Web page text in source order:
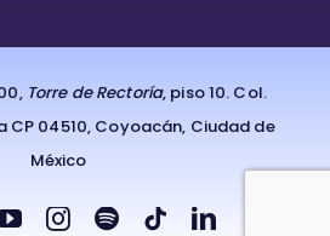
Torre de Rectoría, piso 10. Col.
CP 04510, Coyoacán, Ciudad de
México